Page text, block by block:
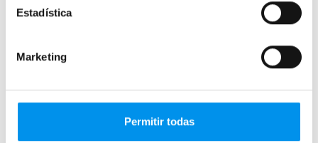
Estadística
Marketing
Permitir todas
Mamparas de bañera perfilería negra
Mamparas de colores